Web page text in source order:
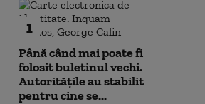
1
Până când mai poate fi
folosit buletinul vechi.
Autoritățile au stabilit
pentru cine se...